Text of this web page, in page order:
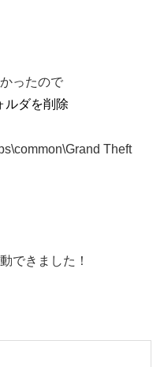
ったので
ルダを削除
Theft
できました！